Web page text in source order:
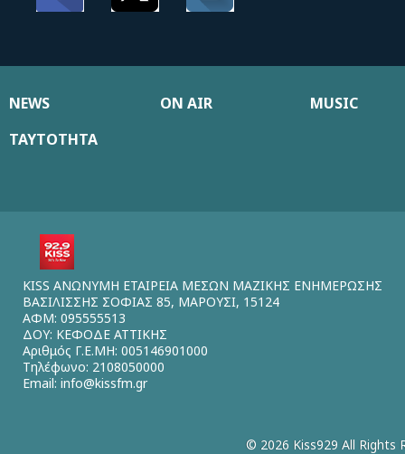
NEWS ON AIR
MUSIC
ΤΑΥΤΟΤΗΤΑ
KISS ΑΝΩΝΥΜΗ ΕΤΑΙΡΕΙΑ ΜΕΣΩΝ ΜΑΖΙΚΗΣ ΕΝΗΜΕΡΩΣΗΣ
ΒΑΣΙΛΙΣΣΗΣ ΣΟΦΙΑΣ 85, ΜΑΡΟΥΣΙ, 15124
ΑΦΜ: 095555513
ΔΟΥ: ΚΕΦΟΔΕ ΑΤΤΙΚΗΣ
Αριθμός Γ.Ε.ΜΗ: 005146901000
Τηλέφωνο: 2108050000
Email: info@kissfm.gr
© 2026 Kiss929 All Rights